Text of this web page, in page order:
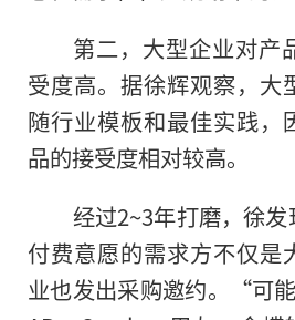
第二，大型企业对产
受度高。据徐辉观察，大
随行业模板和最佳实践，
品的接受度相对较高。
经过2~3年打磨，徐
付费意愿的需求方不仅是
业也发出采购邀约。“可